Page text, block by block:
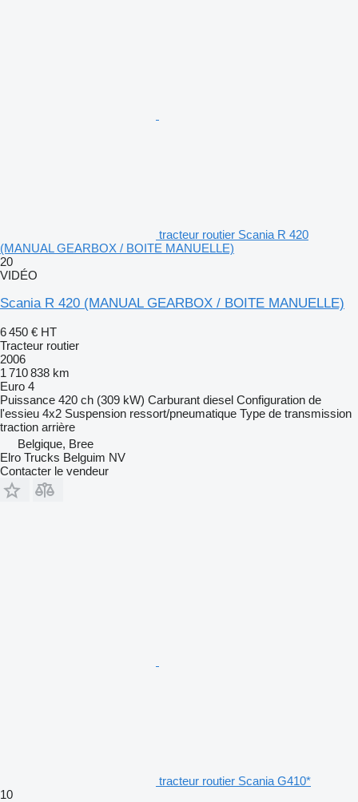
tracteur routier Scania R 420
(MANUAL GEARBOX / BOITE MANUELLE)
20
VIDÉO
Scania R 420 (MANUAL GEARBOX / BOITE MANUELLE)
6 450 € HT
Tracteur routier
2006
1 710 838 km
Euro 4
Puissance 420 ch (309 kW) Carburant diesel Configuration de
l'essieu 4x2 Suspension ressort/pneumatique Type de transmission
traction arrière
Belgique, Bree
Elro Trucks Belguim NV
Contacter le vendeur
tracteur routier Scania G410*
10